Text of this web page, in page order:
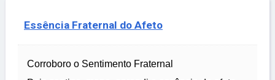
Essência Fraternal do Afeto
Corroboro o Sentimento Fraternal